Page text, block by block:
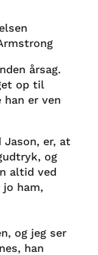
årsag.
op til
er ven
Jason, er, at
og
altid ved
ham,
og jeg ser
han